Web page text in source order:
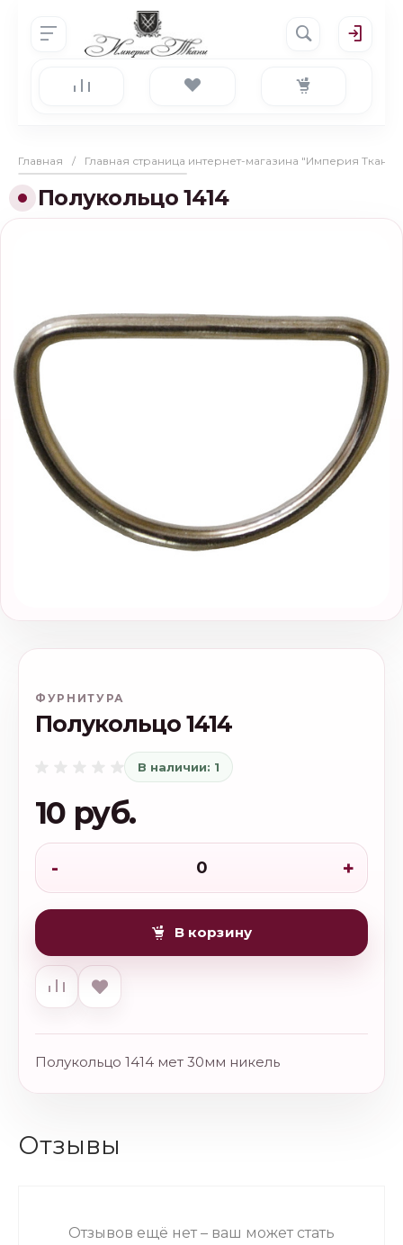
Главная / Главная страница интернет-магазина "Империя Ткани"
Полукольцо 1414
ФУРНИТУРА
Полукольцо 1414
В наличии: 1
10 руб.
- +
В корзину
Полукольцо 1414 мет 30мм никель
Отзывы
Отзывов ещё нет – ваш может стать